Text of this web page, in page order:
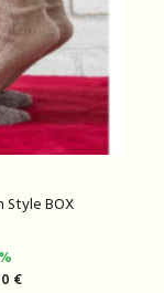
Style BOX
€